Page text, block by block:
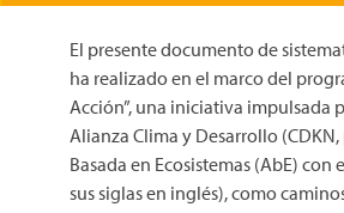
El presente documento de
ha realizado en el marco del
Acción”, una iniciativa impulsada
Alianza Clima y Desarrollo
Basada en Ecosistemas (AbE)
sus siglas en inglés), como